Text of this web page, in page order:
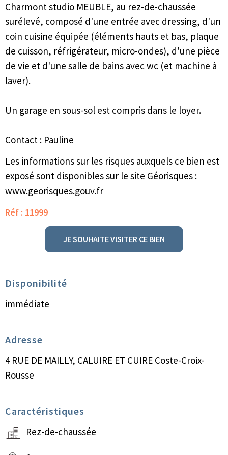
Charmont studio MEUBLE, au rez-de-chaussée
surélevé, composé d'une entrée avec dressing, d'un
coin cuisine équipée (éléments hauts et bas, plaque
de cuisson, réfrigérateur, micro-ondes), d'une pièce
de vie et d'une salle de bains avec wc (et machine à
laver).
Un garage en sous-sol est compris dans le loyer.
Contact : Pauline
Les informations sur les risques auxquels ce bien est
exposé sont disponibles sur le site Géorisques :
www.georisques.gouv.fr
Réf : 11999
JE SOUHAITE VISITER CE BIEN
Disponibilité
immédiate
Adresse
4 RUE DE MAILLY, CALUIRE ET CUIRE Coste-Croix-
Rousse
Caractéristiques
Rez-de-chaussée